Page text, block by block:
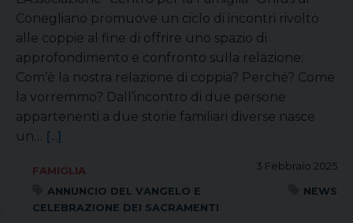
Conegliano promuove un ciclo di incontri rivolto
alle coppie al fine di offrire uno spazio di
approfondimento e confronto sulla relazione:
Com’è la nostra relazione di coppia? Perché? Come
la vorremmo? Dall’incontro di due persone
appartenenti a due storie familiari diverse nasce
un… [...]
3 Febbraio 2025
FAMIGLIA
ANNUNCIO DEL VANGELO E
CELEBRAZIONE DEI SACRAMENTI
NEWS